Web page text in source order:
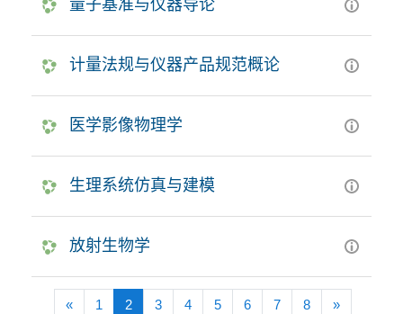
量子基准与仪器导论
计量法规与仪器产品规范概论
医学影像物理学
生理系统仿真与建模
放射生物学
«前一页
1 2(当前)
3 4 5 6 7 8 »下一页